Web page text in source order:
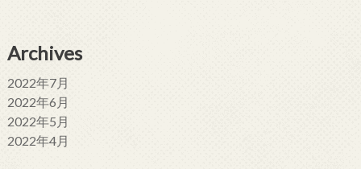
Archives
2022年7月
2022年6月
2022年5月
2022年4月